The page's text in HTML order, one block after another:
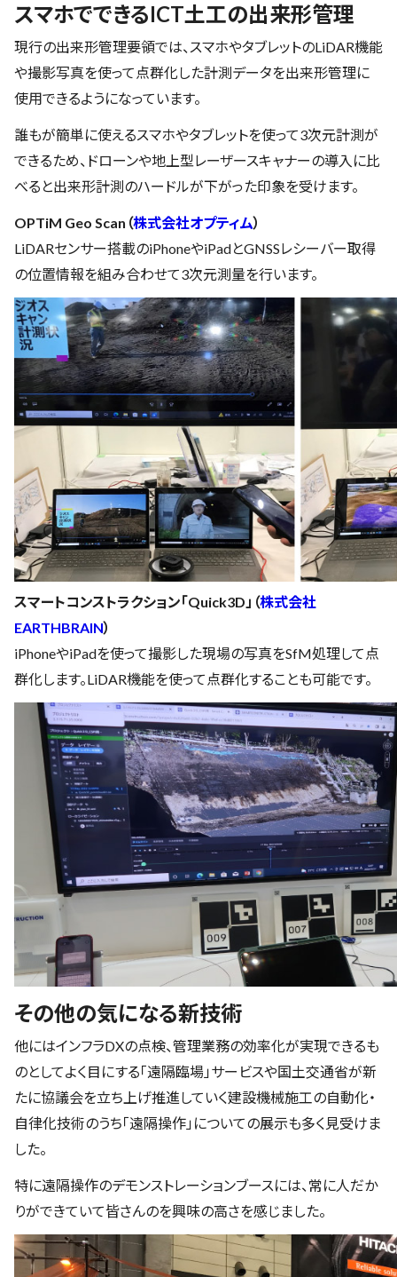
スマホでできるICT土工の出来形管理
現行の出来形管理要領では、スマホやタブレットのLiDAR機能
や撮影写真を使って点群化した計測データを出来形管理に
使用できるようになっています。
誰もが簡単に使えるスマホやタブレットを使って3次元計測が
できるため、ドローンや地上型レーザースキャナーの導入に比
べると出来形計測のハードルが下がった印象を受けます。
OPTiM Geo Scan（株式会社オプティム）
LiDARセンサー搭載のiPhoneやiPadとGNSSレシーバー取得
の位置情報を組み合わせて3次元測量を行います。
スマートコンストラクション「Quick3D」（株式会社
EARTHBRAIN）
iPhoneやiPadを使って撮影した現場の写真をSfM処理して点
群化します。LiDAR機能を使って点群化することも可能です。
その他の気になる新技術
他にはインフラDXの点検、管理業務の効率化が実現できるも
のとしてよく目にする「遠隔臨場」サービスや国土交通省が新
たに協議会を立ち上げ推進していく建設機械施工の自動化・
自律化技術のうち「遠隔操作」についての展示も多く見受けま
した。
特に遠隔操作のデモンストレーションブースには、常に人だか
りができていて皆さんのを興味の高さを感じました。